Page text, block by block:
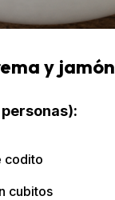
y jamón
codito
cubitos